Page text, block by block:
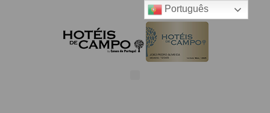
Português